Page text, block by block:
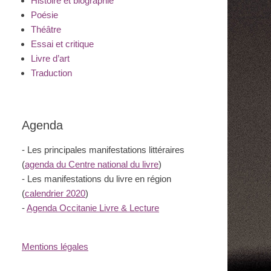
Poésie
Théâtre
Essai et critique
Livre d’art
Traduction
Agenda
- Les principales manifestations littéraires
(agenda du Centre national du livre)
- Les manifestations du livre en région
(calendrier 2020)
-Agenda Occitanie Livre & Lecture
Mentions légales